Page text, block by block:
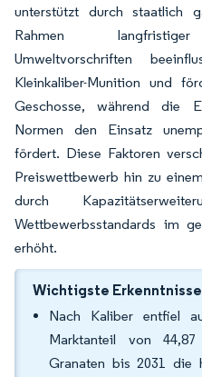
unterstützt durch staatlich
Rahmen langfristiger
Umweltvorschriften
Kleinkaliber-Munition und
Geschosse, während die
Normen den Einsatz
fördert. Diese Faktoren
Preiswettbewerb hin zu
durch
Wettbewerbsstandards im
erhöht.
Wichtigste
Nach Kaliber entfiel
Marktanteil von
Granaten bis 2031 die